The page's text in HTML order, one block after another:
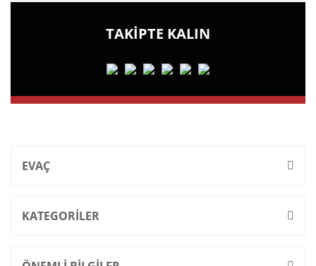
TAKİPTE KALIN
EVAÇ
KATEGORİLER